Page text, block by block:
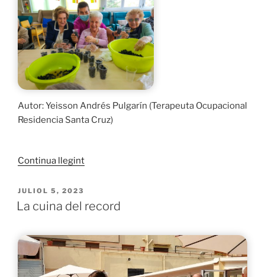
Internacional
de
les
cures
el
Autor: Yeisson Andrés Pulgarín (Terapeuta Ocupacional
Residencia Santa Cruz)
Continua llegint«La
PUBLICAT
A
JULIOL 5, 2023
La cuina del record